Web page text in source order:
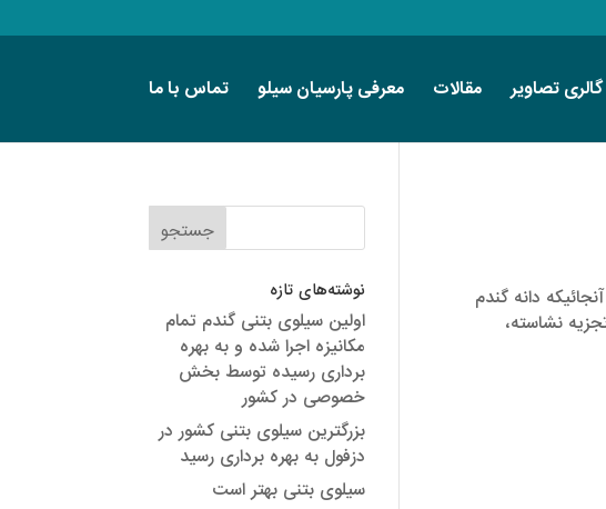
گالری تصاویر مقالات معرفی پارسیان سیلو تماس با ما
دانه گندم
نشاسته،
نوشته‌های تازه
اولین سیلوی بتنی گندم تمام
مکانیزه اجرا شده و به بهره
برداری رسیده توسط بخش
خصوصی در کشور
بزرگترین سیلوی بتنی کشور در
دزفول به بهره برداری رسید
سیلوی بتنی بهتر است